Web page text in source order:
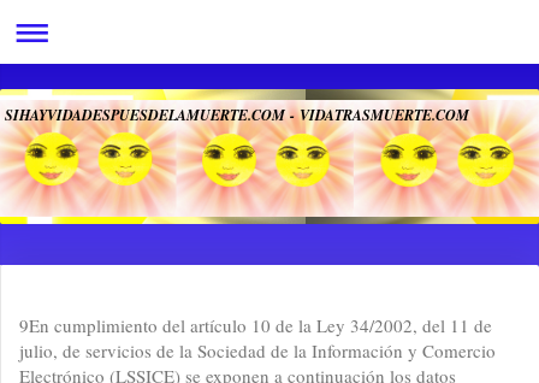
SIHAYVIDADESPUESDELAMUERTE.COM - VIDATRASMUERTE.COM
"VIDA, LUZ Y FELICIDAD-
9En cumplimiento del artículo 10 de la Ley 34/2002, del 11 de
julio, de servicios de la Sociedad de la Información y Comercio
Electrónico (LSSICE) se exponen a continuación los datos